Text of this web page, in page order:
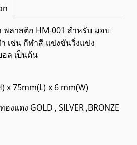
พลาสติก HM-001 สำหรับ มอบ
เช่น กีฬาสี แข่งขันวิ่งแข่ง
ล เป็นต้น
x 75mm(L) x 6 mm(W)
งแดง GOLD , SILVER ,BRONZE